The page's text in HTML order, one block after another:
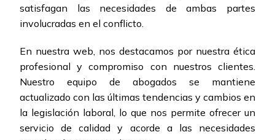
satisfagan las necesidades de ambas partes
involucradas en el conflicto.
En nuestra web, nos destacamos por nuestra ética
profesional y compromiso con nuestros clientes.
Nuestro equipo de abogados se mantiene
actualizado con las últimas tendencias y cambios en
la legislación laboral, lo que nos permite ofrecer un
servicio de calidad y acorde a las necesidades